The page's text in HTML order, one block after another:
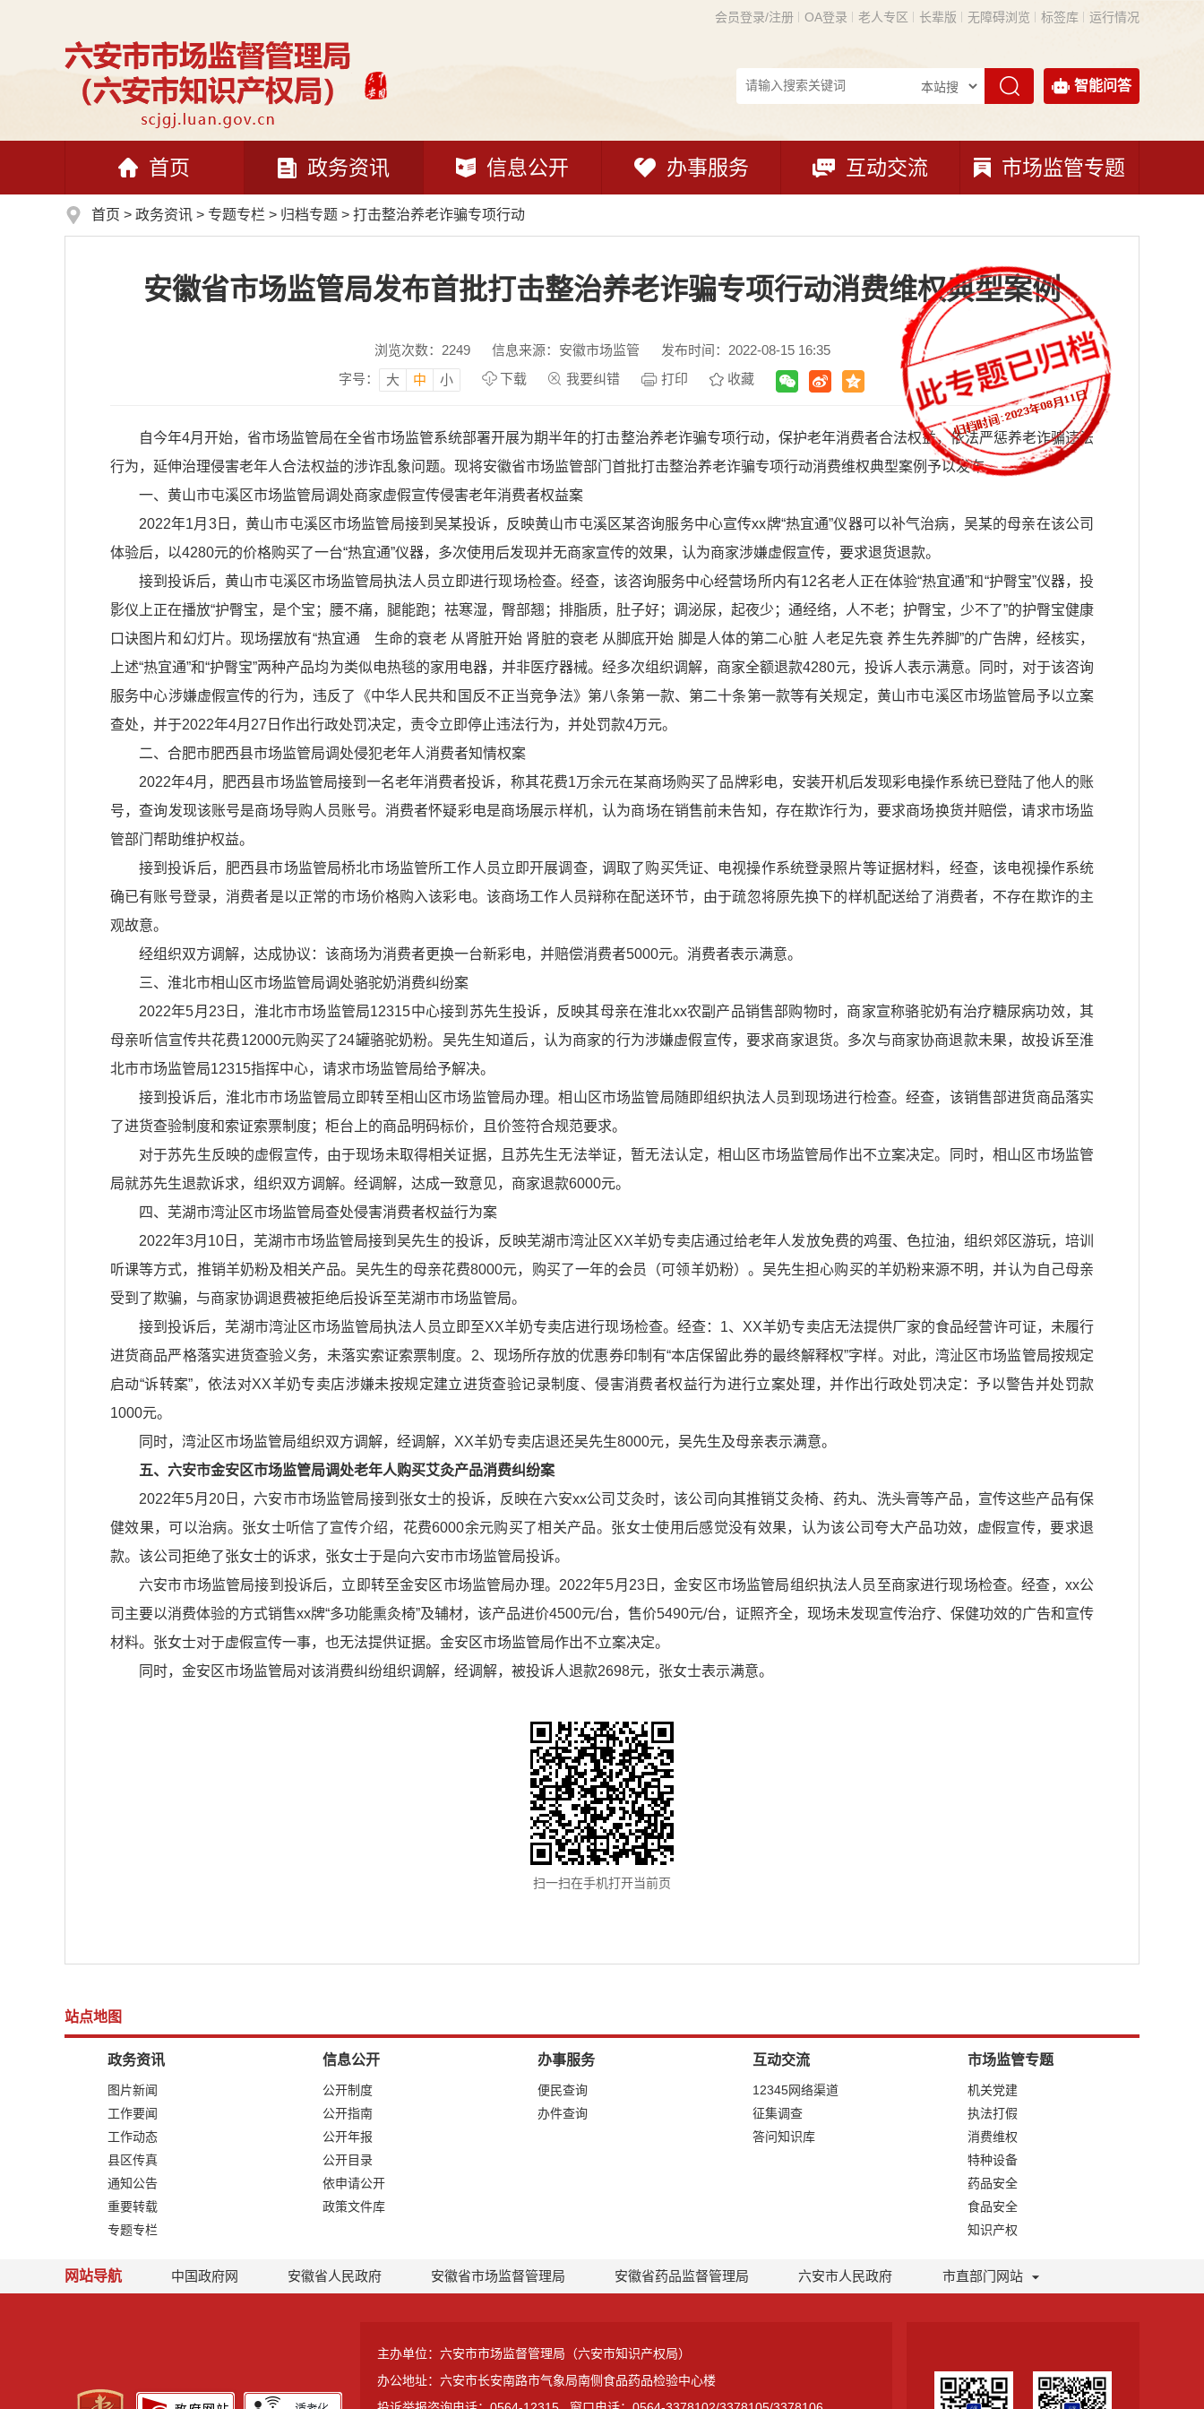
会员登录/注册 OA登录 老人专区 长辈版 无障碍浏览 标签库 运行情况
智能问答
首页 政务资讯 信息公开 办事服务 互动交流 市场监管专题
首页 > 政务资讯 > 专题专栏 > 归档专题 > 打击整治养老诈骗专项行动
安徽省市场监管局发布首批打击整治养老诈骗专项行动消费维权典型案例
浏览次数： 2249 信息来源：安徽市场监管
发布时间：2022-08-15 16:35
字号：
大 中 小 下载 我要纠错 打印 收藏
自今年4月开始，省市场监管局在全省市场监管系统部署开展为期半年的打击整治养老诈骗专项行动，保护老年消费者合法权益，依法严惩养老诈骗违法
行为，延伸治理侵害老年人合法权益的涉诈乱象问题。现将安徽省市场监管部门首批打击整治养老诈骗专项行动消费维权典型案例予以发布。
一、黄山市屯溪区市场监管局调处商家虚假宣传侵害老年消费者权益案
2022年1月3日，黄山市屯溪区市场监管局接到吴某投诉，反映黄山市屯溪区某咨询服务中心宣传xx牌“热宜通”仪器可以补气治病，吴某的母亲在该公司
体验后，以4280元的价格购买了一台“热宜通”仪器，多次使用后发现并无商家宣传的效果，认为商家涉嫌虚假宣传，要求退货退款。
接到投诉后，黄山市屯溪区市场监管局执法人员立即进行现场检查。经查，该咨询服务中心经营场所内有12名老人正在体验“热宜通”和“护臀宝”仪器，投
影仪上正在播放“护臀宝，是个宝；腰不痛，腿能跑；祛寒湿，臀部翘；排脂质，肚子好；调泌尿，起夜少；通经络，人不老；护臀宝，少不了”的护臀宝健康
口诀图片和幻灯片。现场摆放有“热宜通 生命的衰老 从肾脏开始 肾脏的衰老 从脚底开始 脚是人体的第二心脏 人老足先衰 养生先养脚”的广告牌，经核实，
上述“热宜通”和“护臀宝”两种产品均为类似电热毯的家用电器，并非医疗器械。经多次组织调解，商家全额退款4280元，投诉人表示满意。同时，对于该咨询
服务中心涉嫌虚假宣传的行为，违反了《中华人民共和国反不正当竞争法》第八条第一款、第二十条第一款等有关规定，黄山市屯溪区市场监管局予以立案
查处，并于2022年4月27日作出行政处罚决定，责令立即停止违法行为，并处罚款4万元。
二、合肥市肥西县市场监管局调处侵犯老年人消费者知情权案
2022年4月，肥西县市场监管局接到一名老年消费者投诉，称其花费1万余元在某商场购买了品牌彩电，安装开机后发现彩电操作系统已登陆了他人的账
号，查询发现该账号是商场导购人员账号。消费者怀疑彩电是商场展示样机，认为商场在销售前未告知，存在欺诈行为，要求商场换货并赔偿，请求市场监
管部门帮助维护权益。
接到投诉后，肥西县市场监管局桥北市场监管所工作人员立即开展调查，调取了购买凭证、电视操作系统登录照片等证据材料，经查，该电视操作系统
确已有账号登录，消费者是以正常的市场价格购入该彩电。该商场工作人员辩称在配送环节，由于疏忽将原先换下的样机配送给了消费者，不存在欺诈的主
观故意。
经组织双方调解，达成协议：该商场为消费者更换一台新彩电，并赔偿消费者5000元。消费者表示满意。
三、淮北市相山区市场监管局调处骆驼奶消费纠纷案
2022年5月23日，淮北市市场监管局12315中心接到苏先生投诉，反映其母亲在淮北xx农副产品销售部购物时，商家宣称骆驼奶有治疗糖尿病功效，其
母亲听信宣传共花费12000元购买了24罐骆驼奶粉。吴先生知道后，认为商家的行为涉嫌虚假宣传，要求商家退货。多次与商家协商退款未果，故投诉至淮
北市市场监管局12315指挥中心，请求市场监管局给予解决。
接到投诉后，淮北市市场监管局立即转至相山区市场监管局办理。相山区市场监管局随即组织执法人员到现场进行检查。经查，该销售部进货商品落实
了进货查验制度和索证索票制度；柜台上的商品明码标价，且价签符合规范要求。
对于苏先生反映的虚假宣传，由于现场未取得相关证据，且苏先生无法举证，暂无法认定，相山区市场监管局作出不立案决定。同时，相山区市场监管
局就苏先生退款诉求，组织双方调解。经调解，达成一致意见，商家退款6000元。
四、芜湖市湾沚区市场监管局查处侵害消费者权益行为案
2022年3月10日，芜湖市市场监管局接到吴先生的投诉，反映芜湖市湾沚区XX羊奶专卖店通过给老年人发放免费的鸡蛋、色拉油，组织郊区游玩，培训
听课等方式，推销羊奶粉及相关产品。吴先生的母亲花费8000元，购买了一年的会员（可领羊奶粉）。吴先生担心购买的羊奶粉来源不明，并认为自己母亲
受到了欺骗，与商家协调退费被拒绝后投诉至芜湖市市场监管局。
接到投诉后，芜湖市湾沚区市场监管局执法人员立即至XX羊奶专卖店进行现场检查。经查：1、XX羊奶专卖店无法提供厂家的食品经营许可证，未履行
进货商品严格落实进货查验义务，未落实索证索票制度。2、现场所存放的优惠券印制有“本店保留此券的最终解释权”字样。对此，湾沚区市场监管局按规定
启动“诉转案”，依法对XX羊奶专卖店涉嫌未按规定建立进货查验记录制度、侵害消费者权益行为进行立案处理，并作出行政处罚决定：予以警告并处罚款
1000元。
同时，湾沚区市场监管局组织双方调解，经调解，XX羊奶专卖店退还吴先生8000元，吴先生及母亲表示满意。
五、六安市金安区市场监管局调处老年人购买艾灸产品消费纠纷案
2022年5月20日，六安市市场监管局接到张女士的投诉，反映在六安xx公司艾灸时，该公司向其推销艾灸椅、药丸、洗头膏等产品，宣传这些产品有保
健效果，可以治病。张女士听信了宣传介绍，花费6000余元购买了相关产品。张女士使用后感觉没有效果，认为该公司夸大产品功效，虚假宣传，要求退
款。该公司拒绝了张女士的诉求，张女士于是向六安市市场监管局投诉。
六安市市场监管局接到投诉后，立即转至金安区市场监管局办理。2022年5月23日，金安区市场监管局组织执法人员至商家进行现场检查。经查，xx公
司主要以消费体验的方式销售xx牌“多功能熏灸椅”及辅材，该产品进价4500元/台，售价5490元/台，证照齐全，现场未发现宣传治疗、保健功效的广告和宣传
材料。张女士对于虚假宣传一事，也无法提供证据。金安区市场监管局作出不立案决定。
同时，金安区市场监管局对该消费纠纷组织调解，经调解，被投诉人退款2698元，张女士表示满意。
扫一扫在手机打开当前页
站点地图
政务资讯
图片新闻
工作要闻
工作动态
县区传真
通知公告
重要转载
专题专栏
信息公开
公开制度
公开指南
公开年报
公开目录
依申请公开
政策文件库
办事服务
便民查询
办件查询
互动交流
12345网络渠道
征集调查
答问知识库
市场监管专题
机关党建
执法打假
消费维权
特种设备
药品安全
食品安全
知识产权
网站导航 中国政府网 安徽省人民政府 安徽省市场监督管理局 安徽省药品监督管理局 六安市人民政府 市直部门网站
主办单位：六安市市场监督管理局（六安市知识产权局）
办公地址：六安市长安南路市气象局南侧食品药品检验中心楼